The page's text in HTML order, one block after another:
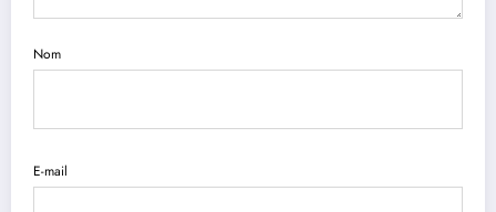
Nom
E-mail